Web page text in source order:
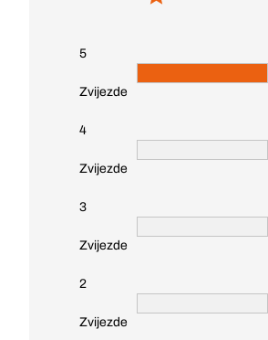
5
Zvijezde
4
Zvijezde
3
Zvijezde
2
Zvijezde